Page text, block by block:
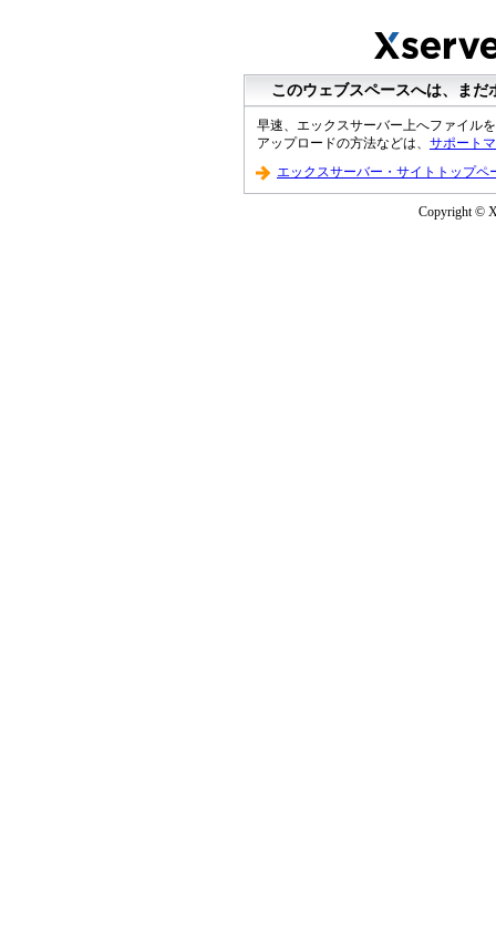
このウェブスペースへは、ま
早速、エックスサーバー上へファイル
アップロードの方法などは、 サポート
エックスサーバー・サイトトップペ
Copyright ©